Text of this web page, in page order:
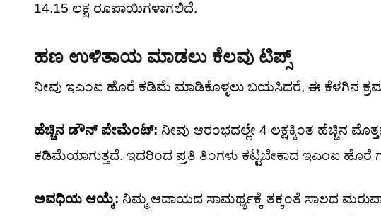
14.15 ಲಕ್ಷ ರೂಪಾಯಿಗಳಾಗಲಿದೆ.
ಹಣ ಉಳಿತಾಯ ಮಾಡಲು ಕೆಲವು ಟಿಪ್ಸ್
ನೀವು ಇಎಂಐ ಹೊರೆ ಕಡಿಮೆ ಮಾಡಿಕೊಳ್ಳಲು ಬಯಸಿದರೆ, ಈ ಕೆಳಗಿನ
ಹೆಚ್ಚಿನ ಡೌನ್ ಪೇಮೆಂಟ್: ನೀವು ಆರಂಭದಲ್ಲೇ 4 ಲಕ್ಷಕ್ಕಿಂತ ಹೆಚ್ಚಿನ
ಕಡಿಮೆಯಾಗುತ್ತದೆ. ಇದರಿಂದ ಪ್ರತಿ ತಿಂಗಳು ಕಟ್ಟಬೇಕಾದ ಇಎಂಐ ಹೊರೆ
ಅವಧಿಯ ಆಯ್ಕೆ: ನಿಮ್ಮ ಆದಾಯದ ಸಾಮರ್ಥ್ಯಕ್ಕೆ ತಕ್ಕಂತೆ ಸಾಲದ